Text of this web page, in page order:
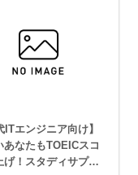
ITエンジニア向け】
あなたもTOEICスコ
げ！スタディサプリ